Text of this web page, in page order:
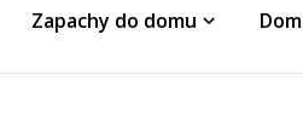
Zapachy do domu Dom